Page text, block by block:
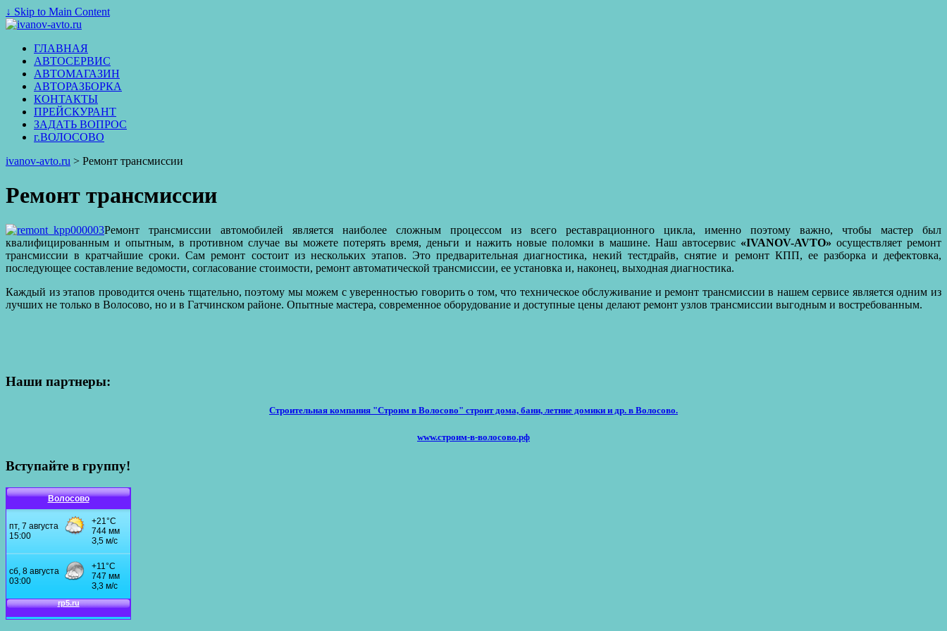
↓ Skip to Main Content
ГЛАВНАЯ
АВТОСЕРВИС
АВТОМАГАЗИН
АВТОРАЗБОРКА
КОНТАКТЫ
ПРЕЙСКУРАНТ
ЗАДАТЬ ВОПРОС
г.ВОЛОСОВО
ivanov-avto.ru > Ремонт трансмиссии
Ремонт трансмиссии
Ремонт трансмиссии автомобилей является наиболее сложным процессом из всего реставрационного цикла, именно поэтому важно, чтобы мастер был
квалифицированным и опытным, в противном случае вы можете потерять время, деньги и нажить новые поломки в машине. Наш автосервис «IVANOV-AVTO» осуществляет ремонт
трансмиссии в кратчайшие сроки. Сам ремонт состоит из нескольких этапов. Это предварительная диагностика, некий тестдрайв, снятие и ремонт КПП, ее разборка и дефектовка,
последующее составление ведомости, согласование стоимости, ремонт автоматической трансмиссии, ее установка и, наконец, выходная диагностика.
Каждый из этапов проводится очень тщательно, поэтому мы можем с уверенностью говорить о том, что техническое обслуживание и ремонт трансмиссии в нашем сервисе является одним из
лучших не только в Волосово, но и в Гатчинском районе. Опытные мастера, современное оборудование и доступные цены делают ремонт узлов трансмиссии выгодным и востребованным.
Наши партнеры:
Строительная компания "Строим в Волосово" строит дома, бани, летние домики и др. в Волосово.
www.строим-в-волосово.рф
Вступайте в группу!
Волосово